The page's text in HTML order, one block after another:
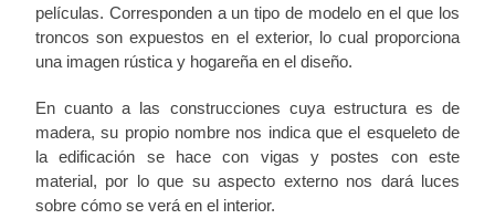
películas. Corresponden a un tipo de modelo en el que los
troncos son expuestos en el exterior, lo cual proporciona
una imagen rústica y hogareña en el diseño.
En cuanto a las construcciones cuya estructura es de
madera, su propio nombre nos indica que el esqueleto de
la edificación se hace con vigas y postes con este
material, por lo que su aspecto externo nos dará luces
sobre cómo se verá en el interior.